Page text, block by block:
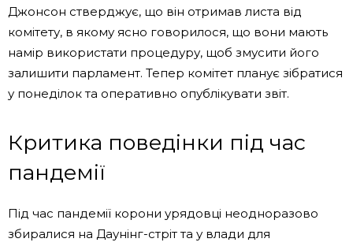
Джонсон стверджує, що він отримав листа від
комітету, в якому ясно говорилося, що вони мають
намір використати процедуру, щоб змусити його
залишити парламент. Тепер комітет планує зібратися
у понеділок та оперативно опублікувати звіт.
Критика поведінки під час
пандемії
Під час пандемії корони урядовці неодноразово
збиралися на Даунінг-стріт та у влади для